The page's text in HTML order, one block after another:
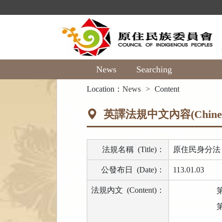
Content
News Searching
Location：News Content
英譯法規中文內容
法規名稱 (Title) ： 原住民身分法
公發布日 (Date) ： 113.01.03
法規內文 (Content) ：